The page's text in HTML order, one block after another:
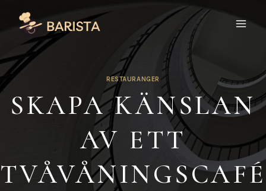
content
RESTAURANGER
SKAPA KÄNSLAN
AV ETT
TVÅVÅNINGSCAFÉ